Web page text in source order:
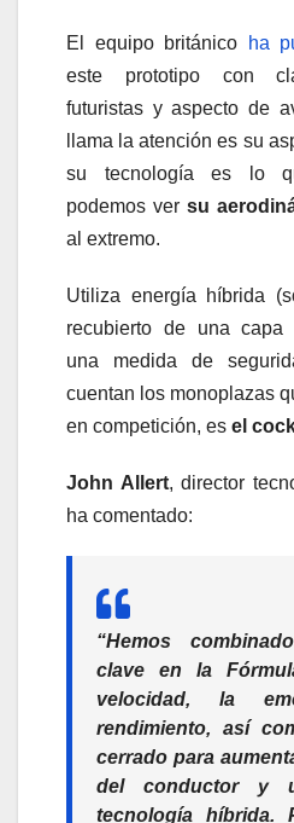
El equipo británico
ha
este prototipo con
futuristas y aspecto de
llama la atención es su
su tecnología es lo
podemos ver su
al extremo.
Utiliza energía híbrida
recubierto de una capa
una medida de
cuentan los monoplazas
en competición, es el
John Allert, director
ha comentado:
“Hemos
clave en la
velocidad, la
rendimiento, así
cerrado para
del conductor y
tecnología híbrida.